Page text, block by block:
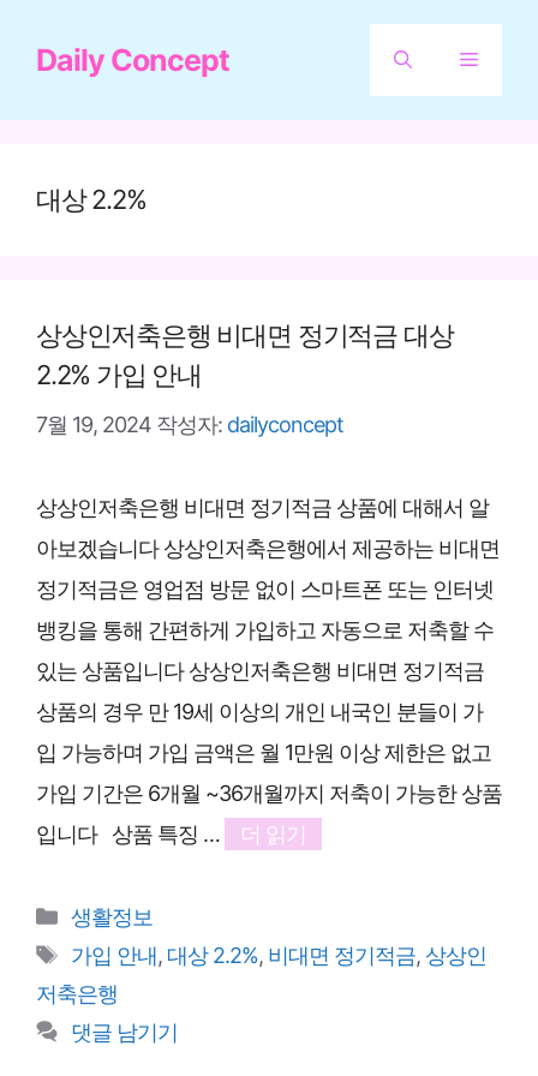
Daily Concept 메
대상 2.2%
상상인저축은행 비대면 정기적금 대상
2.2% 가입 안내
7월 19, 2024 작성자: dailyconcept
상상인저축은행 비대면 정기적금 상품에 대해서 알
아보겠습니다 상상인저축은행에서 제공하는 비대면
정기적금은 영업점 방문 없이 스마트폰 또는 인터넷
뱅킹을 통해 간편하게 가입하고 자동으로 저축할 수
있는 상품입니다 상상인저축은행 비대면 정기적금
상품의 경우 만 19세 이상의 개인 내국인 분들이 가
입 가능하며 가입 금액은 월 1만원 이상 제한은 없고
가입 기간은 6개월 ~36개월까지 저축이 가능한 상품
입니다 상품 특징 …
더 읽기
카
테
리
생활정보
태
그
가입 안내, 대상 2.2%, 비대면 정기적금, 상상인
저축은행
댓글 남기기